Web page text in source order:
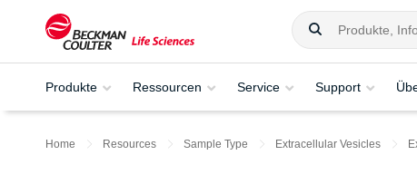
Produkte Ressourcen Service Support
Home Resources Sample Type Extracellular Vesicles